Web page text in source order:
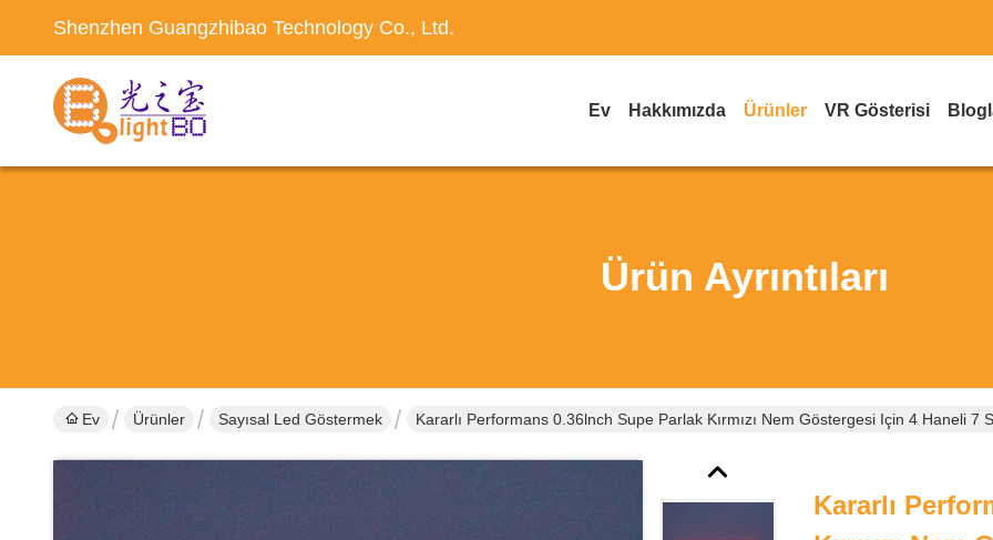
Shenzhen Guangzhibao Technology Co., Ltd.
Ev Hakkımızda Ürünler VR Gösterisi
Ürün Ayrıntıları
Ev Ürünler Sayısal Led Göstermek Kararlı Performans 0.36lnch Supe Parlak Kırmızı Nem Göstergesi Için 4 Haneli 7
Kararlı